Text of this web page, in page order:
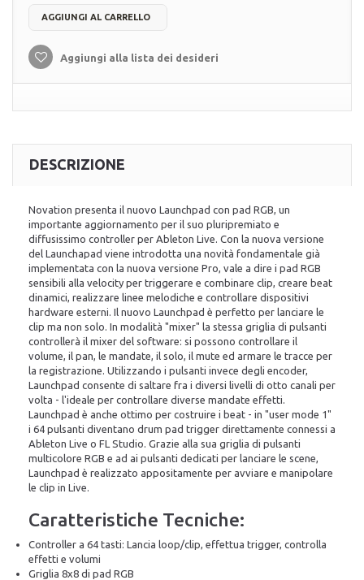
AGGIUNGI AL CARRELLO
Aggiungi alla lista dei desideri
DESCRIZIONE
Novation presenta il nuovo Launchpad con pad RGB, un
importante aggiornamento per il suo pluripremiato e
diffusissimo controller per Ableton Live. Con la nuova versione
del Launchapad viene introdotta una novità fondamentale già
implementata con la nuova versione Pro, vale a dire i pad RGB
sensibili alla velocity per triggerare e combinare clip, creare beat
dinamici, realizzare linee melodiche e controllare dispositivi
hardware esterni. Il nuovo Launchpad è perfetto per lanciare le
clip ma non solo. In modalità "mixer" la stessa griglia di pulsanti
controllerà il mixer del software: si possono controllare il
volume, il pan, le mandate, il solo, il mute ed armare le tracce per
la registrazione. Utilizzando i pulsanti invece degli encoder,
Launchpad consente di saltare fra i diversi livelli di otto canali per
volta - l'ideale per controllare diverse mandate effetti.
Launchpad è anche ottimo per costruire i beat - in "user mode 1"
i 64 pulsanti diventano drum pad trigger direttamente connessi a
Ableton Live o FL Studio. Grazie alla sua griglia di pulsanti
multicolore RGB e ad ai pulsanti dedicati per lanciare le scene,
Launchpad è realizzato appositamente per avviare e manipolare
le clip in Live.
Caratteristiche Tecniche:
Controller a 64 tasti: Lancia loop/clip, effettua trigger, controlla
effetti e volumi
Griglia 8x8 di pad RGB